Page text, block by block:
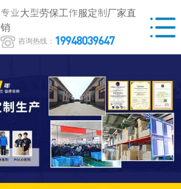
专业大型劳保工作服定制厂家直
销
咨询热线： 19948039647